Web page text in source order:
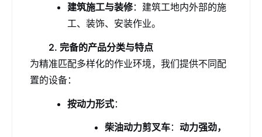
建筑施工与装修：建筑工地内外部的施
工、装饰、安装作业。
2. 完备的产品分类与特点
为精准匹配多样化的作业环境，我们提供不同配
置的设备：
按动力形式：
柴油动力剪叉车： 动力强劲，